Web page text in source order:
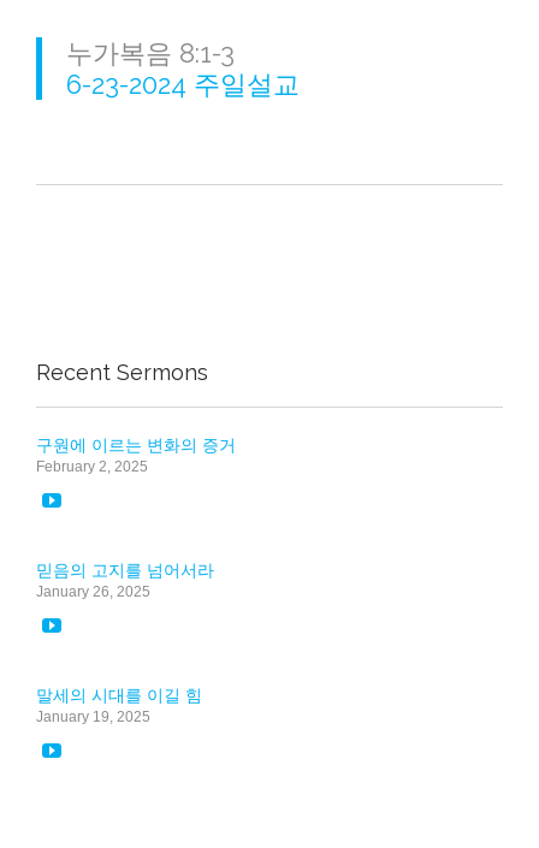
누가복음 8:1-3
6-23-2024 주일설교
Recent Sermons
구원에 이르는 변화의 증거
February 2, 2025

믿음의 고지를 넘어서라
January 26, 2025

말세의 시대를 이길 힘
January 19, 2025
